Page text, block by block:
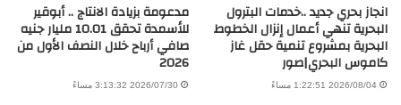
انجاز بحري جديد ..خدمات البترول
البحرية تنهي أعمال إنزال الخطوط
البحرية بمشروع تنمية حقل غاز
كاموس البحري|صور
2026/08/04 1:22:51 مساءً
مدعومة بزيادة الانتاج .. أبوقير
للأسمدة تحقق 10.01 مليار جنيه
صافي أرباح خلال النصف الأول من
2026
2026/07/30 3:13:32 مساءً